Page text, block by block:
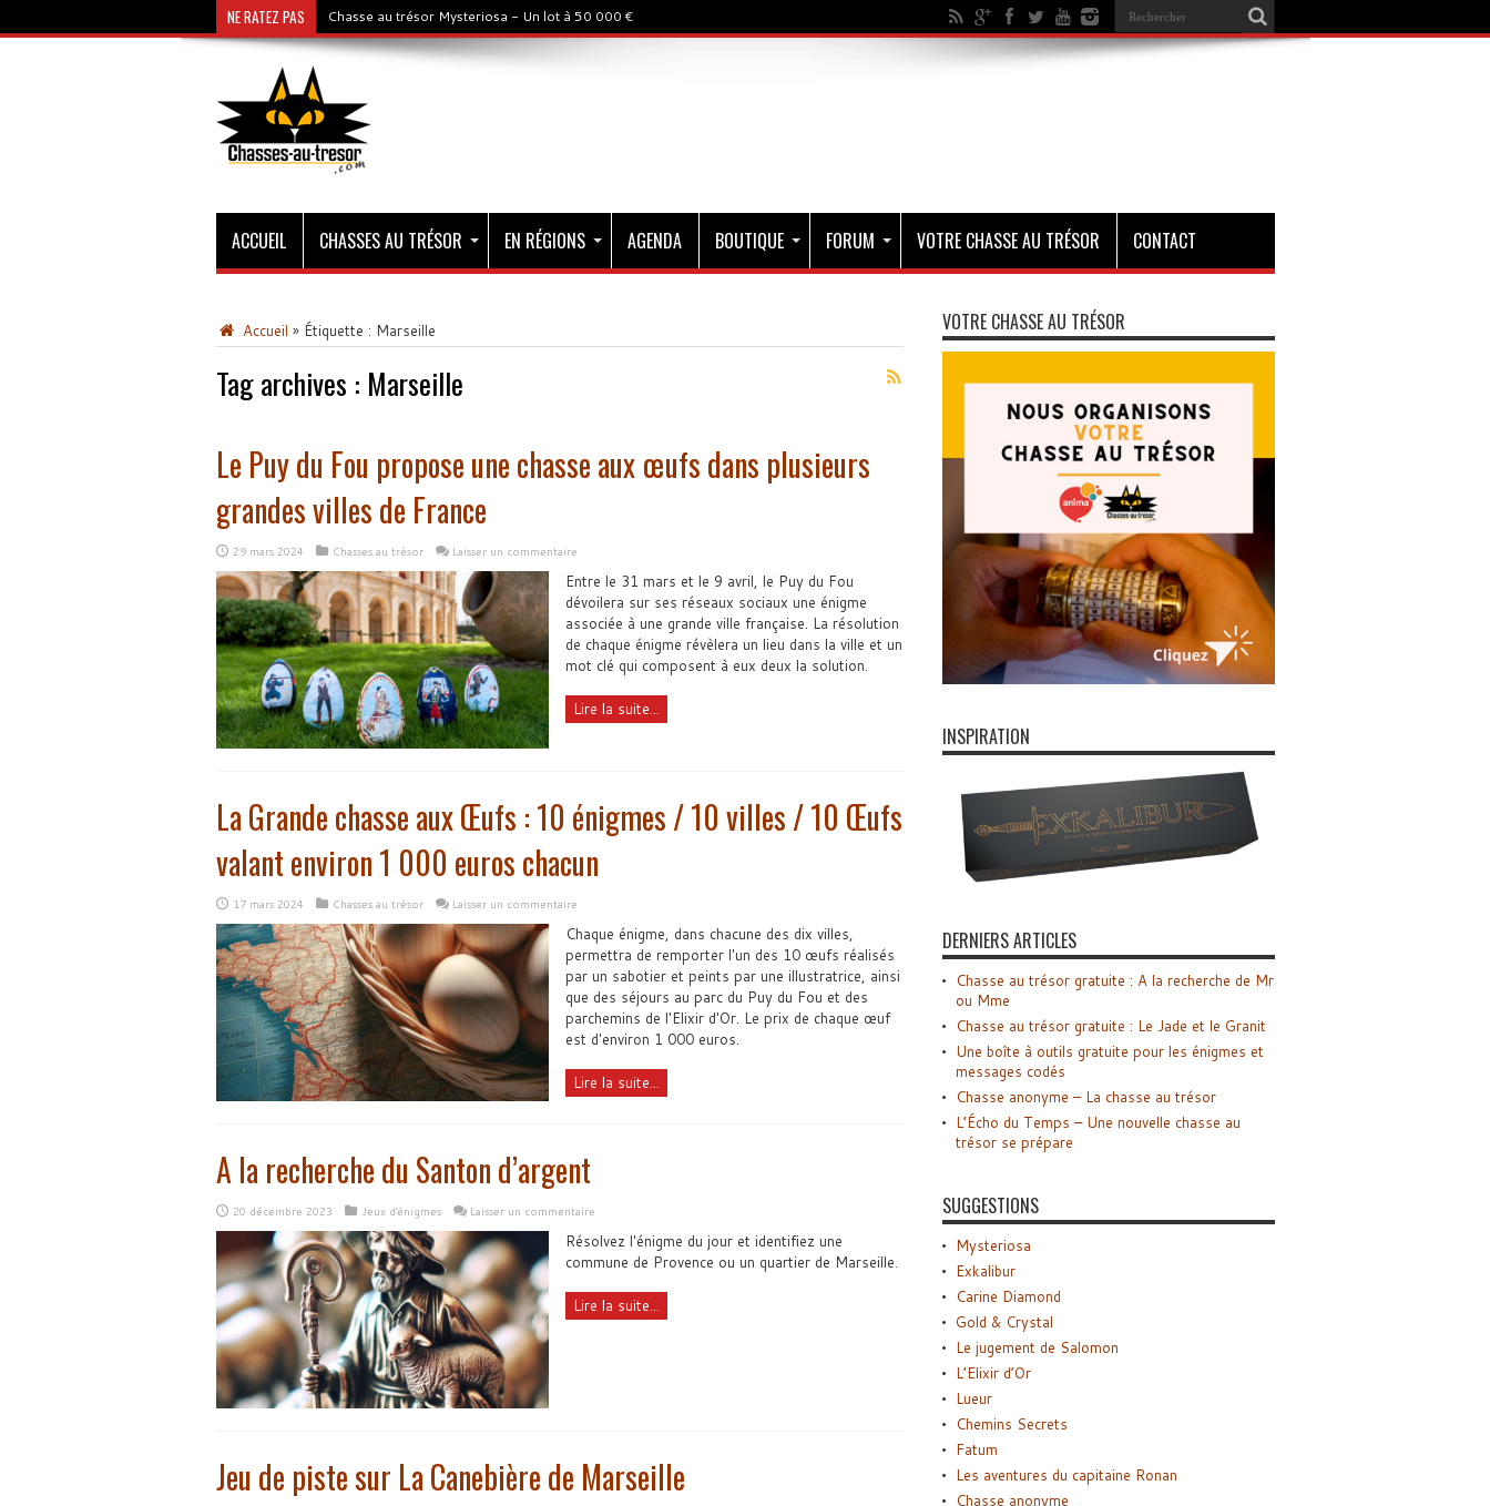
NE RATEZ PAS Chasse au trésor Mysteriosa - Un lot à 50 000 €
ACCUEIL CHASSES AU TRÉSOR EN RÉGIONS AGENDA BOUTIQUE FORUM VOTRE CHASSE AU TRÉSOR CONTACT
Accueil » Étiquette : Marseille
Tag archives : Marseille
Le Puy du Fou propose une chasse aux œufs dans plusieurs
grandes villes de France
29 mars 2024 Chasses au trésor Laisser un commentaire
Entre le 31 mars et le 9 avril, le Puy du Fou
dévoilera sur ses réseaux sociaux une énigme
associée à une grande ville française. La résolution
de chaque énigme révèlera un lieu dans la ville et un
mot clé qui composent à eux deux la solution.
Lire la suite...
La Grande chasse aux Œufs : 10 énigmes / 10 villes / 10 Œufs
valant environ 1 000 euros chacun
17 mars 2024 Chasses au trésor Laisser un commentaire
Chaque énigme, dans chacune des dix villes,
permettra de remporter l'un des 10 œufs réalisés
par un sabotier et peints par une illustratrice, ainsi
que des séjours au parc du Puy du Fou et des
parchemins de l'Elixir d'Or. Le prix de chaque œuf
est d'environ 1 000 euros.
Lire la suite...
A la recherche du Santon d’argent
20 décembre 2023 Jeux d'énigmes Laisser un commentaire
Résolvez l'énigme du jour et identifiez une
commune de Provence ou un quartier de Marseille.
Lire la suite...
Jeu de piste sur La Canebière de Marseille
VOTRE CHASSE AU TRÉSOR
INSPIRATION
DERNIERS ARTICLES
Chasse au trésor gratuite : A la recherche de Mr
ou Mme
Chasse au trésor gratuite : Le Jade et le Granit
Une boîte à outils gratuite pour les énigmes et
messages codés
Chasse anonyme – La chasse au trésor
L’Écho du Temps – Une nouvelle chasse au
trésor se prépare
SUGGESTIONS
Mysteriosa
Exkalibur
Carine Diamond
Gold & Crystal
Le jugement de Salomon
L’Elixir d’Or
Lueur
Chemins Secrets
Fatum
Les aventures du capitaine Ronan
Chasse anonyme